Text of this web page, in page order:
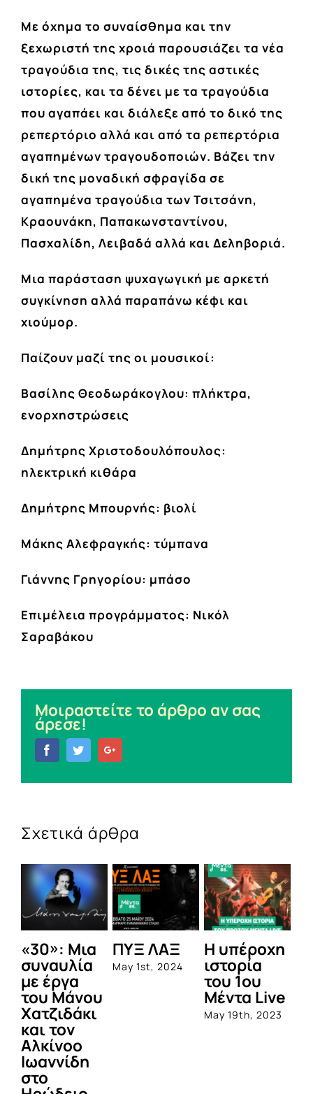
Με όχημα το συναίσθημα και την
ξεχωριστή της χροιά παρουσιάζει τα νέα
τραγούδια της, τις δικές της αστικές
ιστορίες, και τα δένει με τα τραγούδια
που αγαπάει και διάλεξε από το δικό της
ρεπερτόριο αλλά και από τα ρεπερτόρια
αγαπημένων τραγουδοποιών. Βάζει την
δική της μοναδική σφραγίδα σε
αγαπημένα τραγούδια των Τσιτσάνη,
Κραουνάκη, Παπακωνσταντίνου,
Πασχαλίδη, Λειβαδά αλλά και Δεληβοριά.
Μια παράσταση ψυχαγωγική με αρκετή
συγκίνηση αλλά παραπάνω κέφι και
χιούμορ.
Παίζουν μαζί της οι μουσικοί:
Βασίλης Θεοδωράκογλου: πλήκτρα,
ενορχηστρώσεις
Δημήτρης Χριστοδουλόπουλος:
ηλεκτρική κιθάρα
Δημήτρης Μπουρνής: βιολί
Μάκης Αλεφραγκής: τύμπανα
Γιάννης Γρηγορίου: μπάσο
Επιμέλεια προγράμματος: Νικόλ
Σαραβάκου
Μοιραστείτε το άρθρο αν σας
άρεσε!
FacebookTwitter
Σχετικά άρθρα
«30»: Μια
συναυλία
με έργα
του Μάνου
Χατζιδάκι
και τον
Αλκίνοο
Ιωαννίδη
στο
ΠΥΞ ΛΑΞ
May 1st, 2024
Η υπέροχη
ιστορία
του 1ου
Μέντα Live
May 19th, 2023